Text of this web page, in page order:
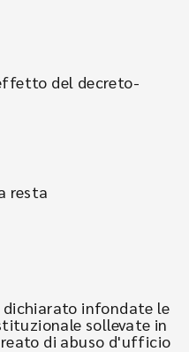
del decreto-
resta
infondate le
sollevate in
di abuso d'ufficio